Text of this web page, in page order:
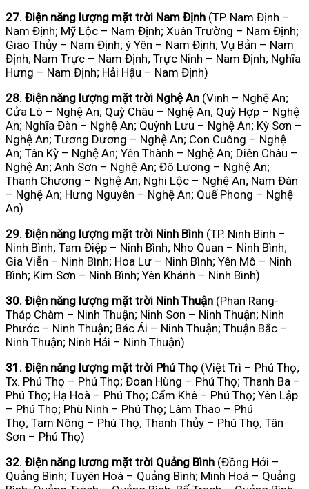
27. Điện năng lượng mặt trời Nam Định (TP. Nam Định –
Nam Định; Mỹ Lộc – Nam Định; Xuân Trường – Nam Định;
Giao Thủy – Nam Định; ý Yên – Nam Định; Vụ Bản – Nam
Định; Nam Trực – Nam Định; Trực Ninh – Nam Định; Nghĩa
Hưng – Nam Định; Hải Hậu – Nam Định)
28. Điện năng lượng mặt trời Nghệ An (Vinh – Nghệ An;
Cửa Lò – Nghệ An; Quỳ Châu – Nghệ An; Quỳ Hợp – Nghệ
An; Nghĩa Đàn – Nghệ An; Quỳnh Lưu – Nghệ An; Kỳ Sơn –
Nghệ An; Tương Dương – Nghệ An; Con Cuông – Nghệ
An; Tân Kỳ – Nghệ An; Yên Thành – Nghệ An; Diễn Châu –
Nghệ An; Anh Sơn – Nghệ An; Đô Lương – Nghệ An;
Thanh Chương – Nghệ An; Nghi Lộc – Nghệ An; Nam Đàn
– Nghệ An; Hưng Nguyên – Nghệ An; Quế Phong – Nghệ
An)
29. Điện năng lượng mặt trời Ninh Bình (TP. Ninh Bình –
Ninh Bình; Tam Điệp – Ninh Bình; Nho Quan – Ninh Bình;
Gia Viễn – Ninh Bình; Hoa Lư – Ninh Bình; Yên Mô – Ninh
Bình; Kim Sơn – Ninh Bình; Yên Khánh – Ninh Bình)
30. Điện năng lượng mặt trời Ninh Thuận (Phan Rang-
Tháp Chàm – Ninh Thuận; Ninh Sơn – Ninh Thuận; Ninh
Phước – Ninh Thuận; Bác Ái – Ninh Thuận; Thuận Bắc –
Ninh Thuận; Ninh Hải – Ninh Thuận)
31. Điện năng lượng mặt trời Phú Thọ (Việt Trì – Phú Thọ;
Tx. Phú Thọ – Phú Thọ; Đoan Hùng – Phú Thọ; Thanh Ba –
Phú Thọ; Hạ Hoà – Phú Thọ; Cẩm Khê – Phú Thọ; Yên Lập
– Phú Thọ; Phù Ninh – Phú Thọ; Lâm Thao – Phú
Thọ; Tam Nông – Phú Thọ; Thanh Thủy – Phú Thọ; Tân
Sơn – Phú Thọ)
32. Điện năng lương mặt trời Quảng Bình (Đồng Hới –
Quảng Bình; Tuyên Hoá – Quảng Bình; Minh Hoá – Quảng